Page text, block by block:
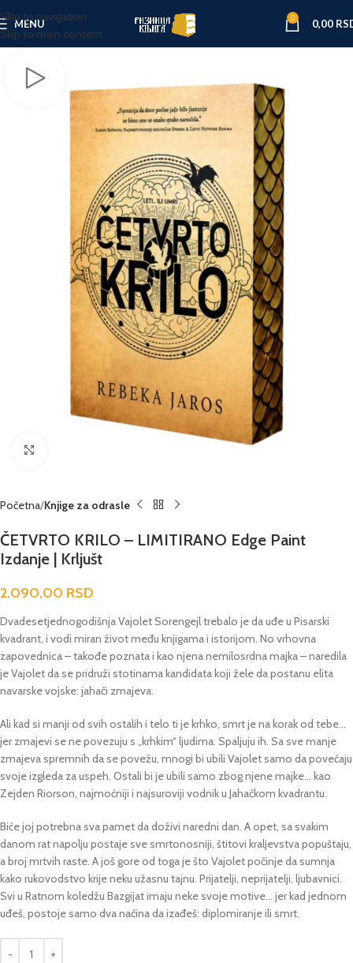
Skip to navigation
Skip to main content
MENU 0 0,00
Početna Knjige za odrasle
ČETVRTO KRILO – LIMITIRANO Edge Paint
Izdanje | Krljušt
2.090,00 RSD
Dvadesetjednogodišnja Vajolet Sorengejl trebalo je da uđe u Pisarski
kvadrant, i vodi miran život među knjigama i istorijom. No vrhovna
zapovednica – takođe poznata i kao njena nemilosrdna majka – naredila
je Vajolet da se pridruži stotinama kandidata koji žele da postanu elita
navarske vojske: jahači zmajeva.
Ali kad si manji od svih ostalih i telo ti je krhko, smrt je na korak od tebe…
jer zmajevi se ne povezuju s „krhkim“ ljudima. Spaljuju ih. Sa sve manje
zmajeva spremnih da se povežu, mnogi bi ubili Vajolet samo da povećaju
svoje izgleda za uspeh. Ostali bi je ubili samo zbog njene majke… kao
Zejden Riorson, najmoćniji i najsuroviji vodnik u Jahačkom kvadrantu.
Biće joj potrebna sva pamet da doživi naredni dan. A opet, sa svakim
danom rat napolju postaje sve smrtonosniji, štitovi kraljevstva popuštaju,
a broj mrtvih raste. A još gore od toga je što Vajolet počinje da sumnja
kako rukovodstvo krije neku užasnu tajnu. Prijatelji, neprijatelji, ljubavnici.
Svi u Ratnom koledžu Bazgijat imaju neke svoje motive… jer kad jednom
uđeš, postoje samo dva načina da izađeš: diplomiranje ili smrt.